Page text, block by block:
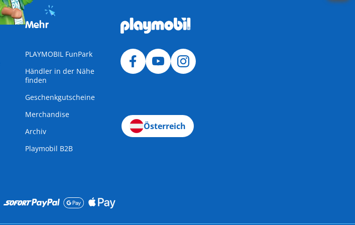
Mehr
PLAYMOBIL FunPark
Händler in der Nähe
finden
Geschenkgutscheine
Merchandise
Archiv
Playmobil B2B
Österreich